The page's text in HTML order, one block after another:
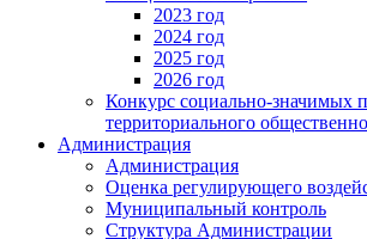
2023 год
2024 год
2025 год
2026 год
Конкурс социально-значимых
территориального
Администрация
Администрация
Оценка регулирующего
Муниципальный контроль
Структура Администрации